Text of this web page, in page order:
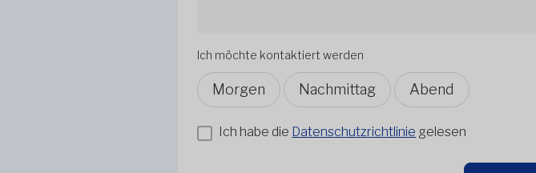
Ich möchte kontaktiert werden
Morgen Nachmittag Abend
Ich habe die Datenschutzrichtlinie gelesen